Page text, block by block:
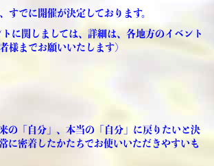
でに開催が決定しております。
に関しましては、詳細は、各地方のイベント
様までお願いいたします)
の「自分」、本当の「自分」に戻りたいと決
に密着したかたちでお使いいただきやすいも